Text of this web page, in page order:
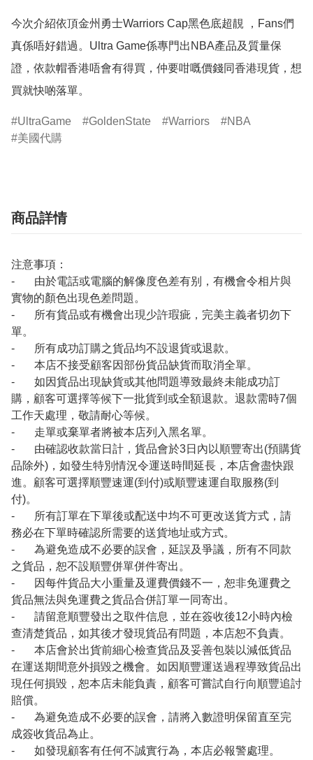
今次介紹依頂金州勇士Warriors Cap黑色底超靚 ，Fans們
真係唔好錯過。Ultra Game係專門出NBA產品及質量保
證，依款帽香港唔會有得買，仲要咁嘅價錢同香港現貨，想
買就快啲落單。
UltraGame GoldenState Warriors
NBA
美國代購
商品詳情
注意事項：
- 由於電話或電腦的解像度色差有别，有機會令相片與
實物的顏色出現色差問題。
- 所有貨品或有機會出現少許瑕疵，完美主義者切勿下
單。
- 所有成功訂購之貨品均不設退貨或退款。
- 本店不接受顧客因部份貨品缺貨而取消全單。
- 如因貨品出現缺貨或其他問題導致最終未能成功訂
購，顧客可選擇等候下一批貨到或全額退款。退款需時7個
工作天處理，敬請耐心等候。
- 走單或棄單者將被本店列入黑名單。
- 由確認收款當日計，貨品會於3日內以順豐寄出(預購貨
品除外)，如發生特別情況令運送時間延長，本店會盡快跟
進。顧客可選擇順豐速運(到付)或順豐速運自取服務(到
付)。
- 所有訂單在下單後或配送中均不可更改送貨方式，請
務必在下單時確認所需要的送貨地址或方式。
- 為避免造成不必要的誤會，延誤及爭議，所有不同款
之貨品，恕不設順豐併單併件寄出。
- 因每件貨品大小重量及運費價錢不一，恕非免運費之
貨品無法與免運費之貨品合併訂單一同寄出。
- 請留意順豐發出之取件信息，並在簽收後12小時內檢
查清楚貨品，如其後才發現貨品有問題，本店恕不負責。
- 本店會於出貨前細心檢查貨品及妥善包裝以減低貨品
在運送期間意外損毀之機會。如因順豐運送過程導致貨品出
現任何損毀，恕本店未能負責，顧客可嘗試自行向順豐追討
賠償。
- 為避免造成不必要的誤會，請將入數證明保留直至完
成簽收貨品為止。
- 如發現顧客有任何不誠實行為，本店必報警處理。